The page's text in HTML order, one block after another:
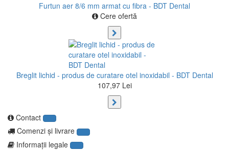
Furtun aer 8/6 mm armat cu fibra - BDT Dental
Cere ofertă
Breglit lichid - produs de curatare otel inoxidabil - BDT Dental
107,97 Lei
Contact
Comenzi şi livrare
Informaţii legale